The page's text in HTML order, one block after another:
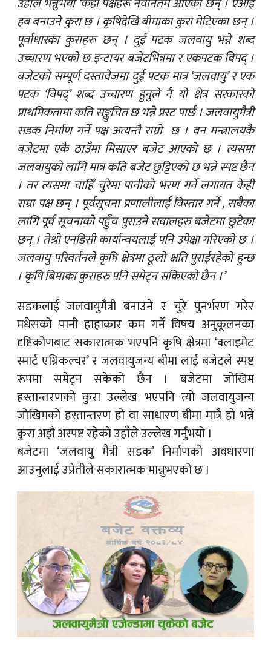
हब बनाउने कुरा छ । कृषिदेखि बीमाका कुरा मेटिएका छन् ।
पूर्वाधारका कुराहरू छन् । दुई पटक जलवायु भन्ने शब्द
उच्चारण भएको छ इन्टायर बजेटभित्रमा र एकपटक विपद् ।
बजेटको सम्पूर्ण दस्तावेजमा दुई पटक मात्र ‘जलवायु’ र एक
पटक ‘विपद्’ शब्द उच्चारण हुनुले नै यो क्षेत्र सरकारको
प्राथमिकतामा कति सङ्कुचित छ भन्ने प्रस्ट पार्छ । जलवायुमैत्री
सडक निर्माण गर्ने पक्ष अत्यन्तै राम्रो छ । वन मन्त्रालयकै
बजेटमा एकै ठाउँमा मिसाएर बजेट आएको छ । त्यसमा
जलवायुको लागि मात्र कति बजेट छुट्टिएको छ भन्ने स्पष्ट छैन
। तर त्यसमा चाहिँ चुरेमा पानीको भरण गर्ने लगायत केही
राम्रा पक्ष छन् । पूर्वसूचना प्रणालीलाई विस्तार गर्ने , सबैका
लागि पूर्व सूचनाको पहुँच पुराउने सवालहरु बजेटमा छुटेका
छन् । तेश्रो एनडिसी कार्यान्वयलाई पनि उपेक्षा गरिएको छ ।
जलवायु परिवर्तनले कृषि क्षेत्रमा ठूलो क्षति पुराईरहेको हुन्छ
। कृषि बिमाका कुराहरु पनि समेट्न सकिएको छैन ।’
सडकलाई जलवायुमैत्री बनाउने र चुरे पुनर्भरण गरेर
मधेसको पानी हाहाकार कम गर्ने विषय अनुकूलनका
दृष्टिकोणबाट सकारात्मक भएपनि कृषि क्षेत्रमा ‘क्लाइमेट
स्मार्ट एग्रिकल्चर’ र जलवायुजन्य बीमा लाई बजेटले स्पष्ट
रूपमा समेट्न सकेको छैन । बजेटमा जोखिम
हस्तान्तरणको कुरा उल्लेख भएपनि त्यो जलवायुजन्य
जोखिमको हस्तान्तरण हो वा साधारण बीमा मात्रै हो भन्ने
कुरा अझै अस्पष्ट रहेको उहाँले उल्लेख गर्नुभयो ।
बजेटमा ‘जलवायु मैत्री सडक’ निर्माणको अवधारणा
आउनुलाई उप्रेतीले सकारात्मक मान्नुभएको छ ।